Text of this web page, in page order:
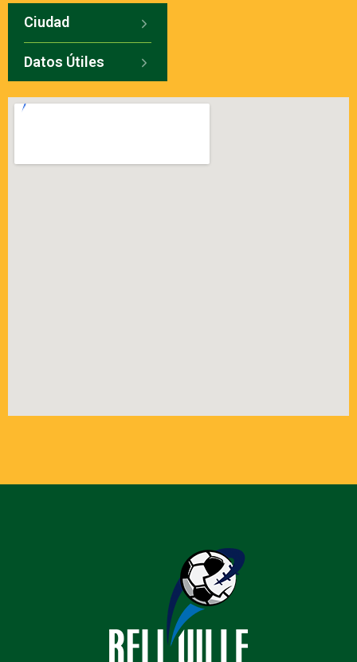
Ciudad
Datos Útiles